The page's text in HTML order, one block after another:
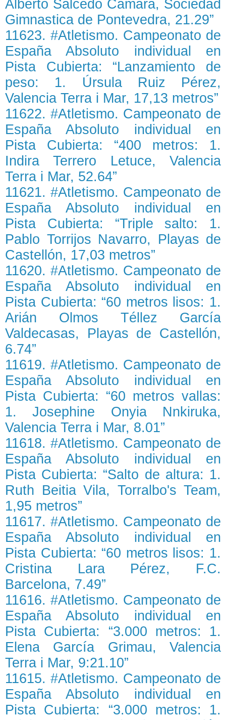
Alberto Salcedo Cámara, Sociedad
Gimnastica de Pontevedra, 21.29”
11623. #Atletismo. Campeonato de
España Absoluto individual en
Pista Cubierta: “Lanzamiento de
peso: 1. Úrsula Ruiz Pérez,
Valencia Terra i Mar, 17,13 metros”
11622. #Atletismo. Campeonato de
España Absoluto individual en
Pista Cubierta: “400 metros: 1.
Indira Terrero Letuce, Valencia
Terra i Mar, 52.64”
11621. #Atletismo. Campeonato de
España Absoluto individual en
Pista Cubierta: “Triple salto: 1.
Pablo Torrijos Navarro, Playas de
Castellón, 17,03 metros”
11620. #Atletismo. Campeonato de
España Absoluto individual en
Pista Cubierta: “60 metros lisos: 1.
Arián Olmos Téllez García
Valdecasas, Playas de Castellón,
6.74”
11619. #Atletismo. Campeonato de
España Absoluto individual en
Pista Cubierta: “60 metros vallas:
1. Josephine Onyia Nnkiruka,
Valencia Terra i Mar, 8.01”
11618. #Atletismo. Campeonato de
España Absoluto individual en
Pista Cubierta: “Salto de altura: 1.
Ruth Beitia Vila, Torralbo's Team,
1,95 metros”
11617. #Atletismo. Campeonato de
España Absoluto individual en
Pista Cubierta: “60 metros lisos: 1.
Cristina Lara Pérez, F.C.
Barcelona, 7.49”
11616. #Atletismo. Campeonato de
España Absoluto individual en
Pista Cubierta: “3.000 metros: 1.
Elena García Grimau, Valencia
Terra i Mar, 9:21.10”
11615. #Atletismo. Campeonato de
España Absoluto individual en
Pista Cubierta: “3.000 metros: 1.